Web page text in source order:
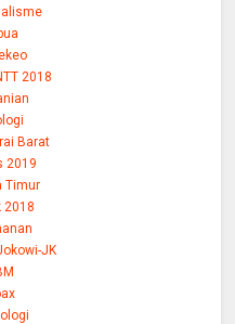
2018
Barat
2019
Timur
2018
JK